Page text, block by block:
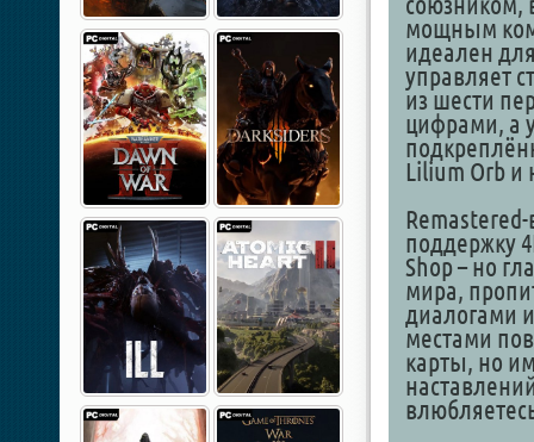
мощным
идеален
управляет
из шести
цифрами, а
Lilium Orb
поддержку
Shop – но
мира,
диалогами
местами
карты, но